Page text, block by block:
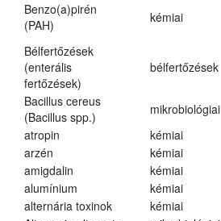
Benzo(a)pirén
(PAH)
kémiai
Bélfertőzések
(enterális
fertőzések)
bélfertőzések
Bacillus cereus
(Bacillus spp.)
mikrobiológiai
atropin
kémiai
arzén
kémiai
amigdalin
kémiai
alumínium
kémiai
alternária toxinok
kémiai